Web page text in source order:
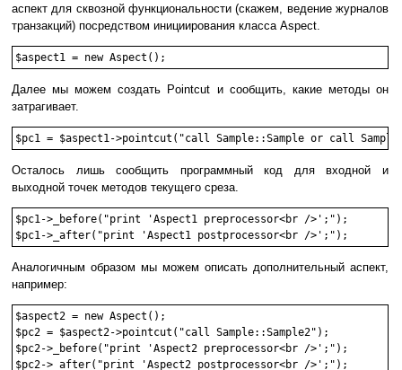
аспект для сквозной функциональности (скажем, ведение журналов
транзакций) посредством инициирования класса Aspect.
$aspect1 = new Aspect();
Далее мы можем создать Pointcut и сообщить, какие методы он
затрагивает.
$pc1 = $aspect1->pointcut("call Sample::Sample or call
Осталось лишь сообщить программный код для входной и
выходной точек методов текущего среза.
$pc1->_before("print 'Aspect1 preprocessor<br />';");
Аналогичным образом мы можем описать дополнительный аспект,
например:
$aspect2 = new Aspect();
$pc2 = $aspect2->pointcut("call Sample::Sample2");
$pc2->_before("print 'Aspect2 preprocessor<br />';");